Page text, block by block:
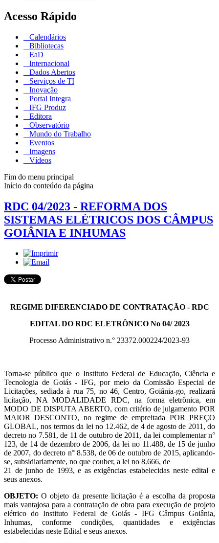
Acesso Rápido
Calendários
Bibliotecas
EaD
Internacional
Dados Abertos
Serviços de TI
Inovação
Portal Integra
IFG Produz
Editora
Observatório
Mundo do Trabalho
Eventos
Imagens
Vídeos
Fim do menu principal
Início do conteúdo da página
RDC 04/2023 - REFORMA DOS
SISTEMAS ELÉTRICOS DOS CÂMPUS
GOIÂNIA E INHUMAS
REGIME DIFERENCIADO DE CONTRATAÇÃO - RDC
EDITAL DO RDC ELETRÔNICO No 04/ 2023
Processo Administrativo n.° 23372.000224/2023-93
Torna-se público que o Instituto Federal de Educação, Ciência e
Tecnologia de Goiás - IFG, por meio da Comissão Especial de
Licitações, sediada à rua 75, no 46, Centro, Goiânia-go, realizará
licitação, NA MODALIDADE RDC, na forma eletrônica, em
MODO DE DISPUTA ABERTO, com critério de julgamento POR
MAIOR DESCONTO, no regime de empreitada POR PREÇO
GLOBAL, nos termos da lei no 12.462, de 4 de agosto de 2011, do
decreto no 7.581, de 11 de outubro de 2011, da lei complementar n°
123, de 14 de dezembro de 2006, da lei no 11.488, de 15 de junho
de 2007, do decreto n° 8.538, de 06 de outubro de 2015, aplicando-
se, subsidiariamente, no que couber, a lei no 8.666, de
21 de junho de 1993, e as exigências estabelecidas neste edital e
seus anexos.
OBJETO:O objeto da presente licitação é a escolha da proposta
mais vantajosa para a contratação de obra para execução de projeto
elétrico do Instituto Federal de Goiás - IFG Câmpus Goiânia,
Inhumas, conforme condições, quantidades e exigências
estabelecidas neste Edital e seus anexos.